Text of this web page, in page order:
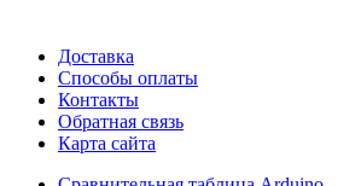
Доставка
Способы оплаты
Контакты
Обратная связь
Карта сайта